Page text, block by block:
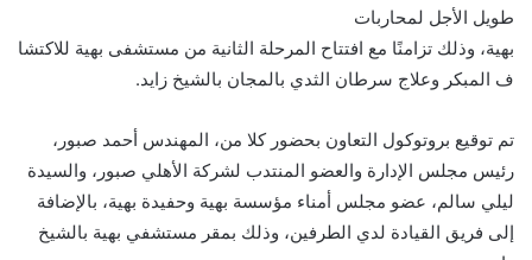
طويل الأجل لمحاربات
بهية، وذلك تزامنًا مع افتتاح المرحلة الثانية من مستشفى بهية للاكتشا
ف المبكر وعلاج سرطان الثدي بالمجان بالشيخ زايد.
تم توقيع بروتوكول التعاون بحضور كلا من، المهندس أحمد صبور،
رئيس مجلس الإدارة والعضو المنتدب لشركة الأهلي صبور، والسيدة
ليلي سالم، عضو مجلس أمناء مؤسسة بهية وحفيدة بهية، بالإضافة
إلى فريق القيادة لدي الطرفين، وذلك بمقر مستشفي بهية بالشيخ